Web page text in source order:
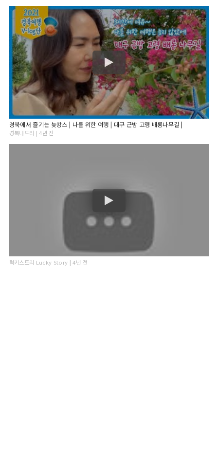
경북에서 즐기는 늦캉스 | 나를 위한 여행 | 대구 근방 고령 배롱나무길 |
경북나드리 | 4년 전
럭키스토리 Lucky Story | 4년 전